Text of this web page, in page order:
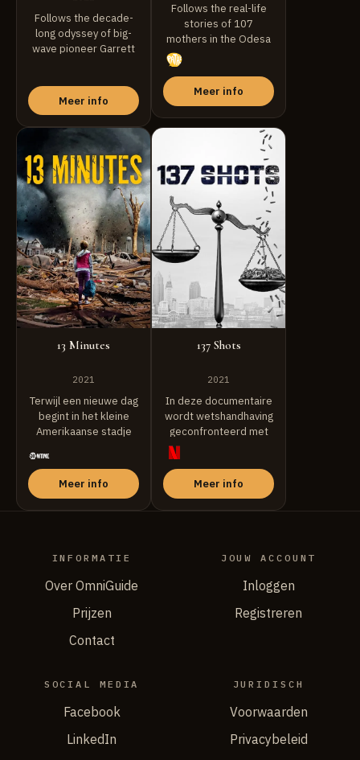
Follows the decade-
long odyssey of big-
wave pioneer Garrett
Meer info
Follows the real-life
stories of 107
mothers in the Odesa
prison in Ukraine.
Meer info
13 Minutes
2021
Terwijl een nieuwe dag
begint in het kleine
Amerikaanse stadje
Meer info
137 Shots
2021
In deze documentaire
wordt wetshandhaving
geconfronteerd met
gerechtigheid eisen
Meer info
INFORMATIE
Over OmniGuide
Prijzen
Contact
JOUW ACCOUNT
Inloggen
Registreren
SOCIAL MEDIA
Facebook
LinkedIn
JURIDISCH
Voorwaarden
Privacybeleid